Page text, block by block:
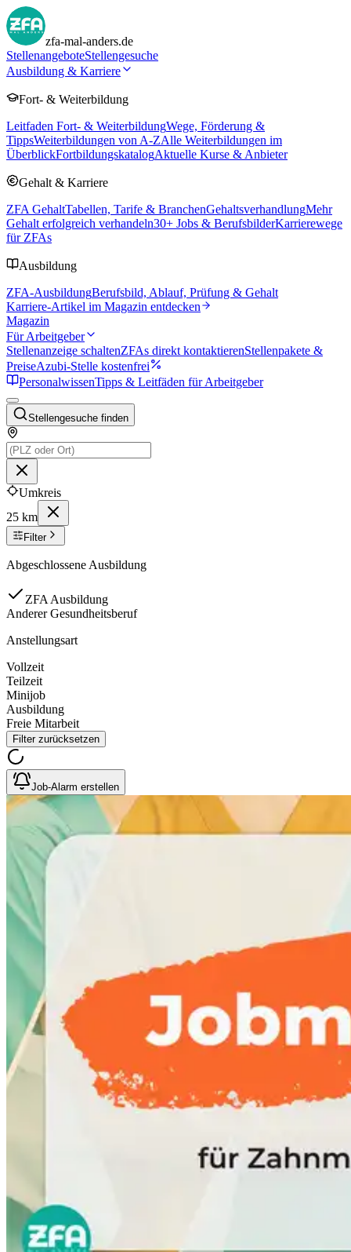
zfa-mal-anders.de
StellenangeboteStellengesuche
Ausbildung & Karriere
Fort- & Weiterbildung
Leitfaden Fort- & WeiterbildungWege, Förderung &
TippsWeiterbildungen von A-ZAlle Weiterbildungen im
ÜberblickFortbildungskatalogAktuelle Kurse & Anbieter
Gehalt & Karriere
ZFA GehaltTabellen, Tarife & BranchenGehaltsverhandlungMehr
Gehalt erfolgreich verhandeln30+ Jobs & BerufsbilderKarrierewege
für ZFAs
Ausbildung
ZFA-AusbildungBerufsbild, Ablauf, Prüfung & Gehalt
Karriere-Artikel im Magazin entdecken
Magazin
Für Arbeitgeber
Stellenanzeige schaltenZFAs direkt kontaktierenStellenpakete &
PreiseAzubi-Stelle kostenfrei
PersonalwissenTipps & Leitfäden für Arbeitgeber
Stellengesuche finden
Umkreis
25 km
Filter
Abgeschlossene Ausbildung
ZFA Ausbildung
Anderer Gesundheitsberuf
Anstellungsart
Vollzeit
Teilzeit
Minijob
Ausbildung
Freie Mitarbeit
Filter zurücksetzen
Job-Alarm erstellen